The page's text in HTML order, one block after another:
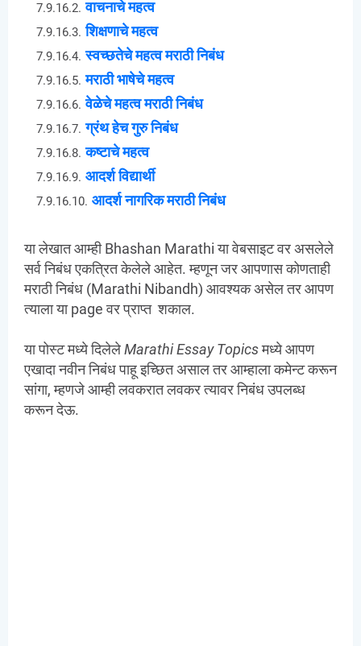
वाचनाचे महत्व
शिक्षणाचे महत्व
स्वच्छतेचे महत्व मराठी निबंध
मराठी भाषेचे महत्व
वेळेचे महत्व मराठी निबंध
ग्रंथ हेच गुरु निबंध
कष्टाचे महत्व
आदर्श विद्यार्थी
आदर्श नागरिक मराठी निबंध
या लेखात आम्ही Bhashan Marathi या वेबसाइट वर असलेले
सर्व निबंध एकत्रित केलेले आहेत. म्हणून जर आपणास कोणताही
मराठी निबंध (Marathi Nibandh) आवश्यक असेल तर आपण
त्याला या page वर प्राप्त शकाल.
या पोस्ट मध्ये दिलेलेMarathi Essay Topicsमध्ये आपण
एखादा नवीन निबंध पाहू इच्छित असाल तर आम्हाला कमेन्ट करून
सांगा, म्हणजे आम्ही लवकरात लवकर त्यावर निबंध उपलब्ध
करून देऊ.